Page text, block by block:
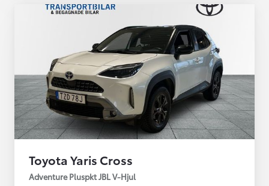
Toyota Yaris Cross
Adventure Pluspkt JBL V-Hjul